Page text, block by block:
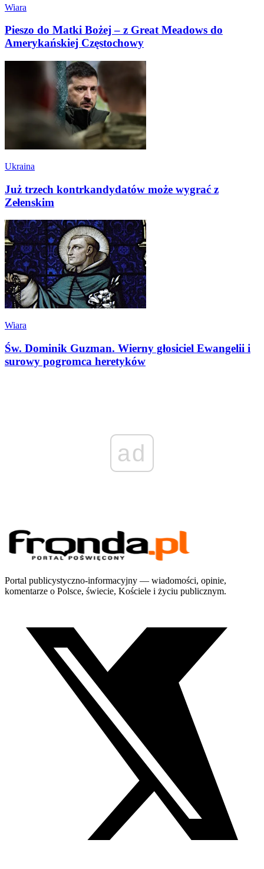
Wiara
Pieszo do Matki Bożej – z Great Meadows do
Amerykańskiej Częstochowy
Ukraina
Już trzech kontrkandydatów może wygrać z
Zełenskim
Wiara
Św. Dominik Guzman. Wierny głosiciel Ewangelii i
surowy pogromca heretyków
ad
Portal publicystyczno-informacyjny — wiadomości, opinie,
komentarze o Polsce, świecie, Kościele i życiu publicznym.